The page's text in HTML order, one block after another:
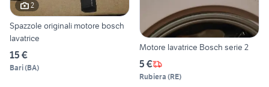
2
Spazzole originali motore bosch
lavatrice
15 €
Bari(BA)
Motore lavatrice Bosch serie 2
5 €
Rubiera (RE)